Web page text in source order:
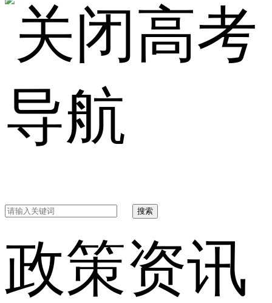
高考
导航
搜索
政策资讯